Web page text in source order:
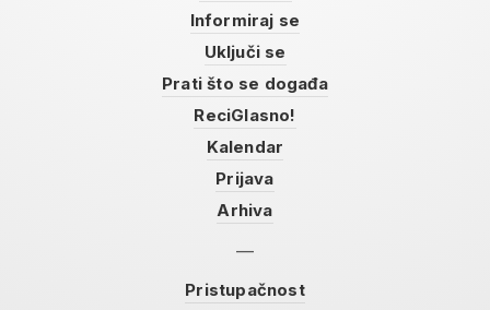
Informiraj se
Uključi se
Prati što se događa
ReciGlasno!
Kalendar
Prijava
Arhiva
Pristupačnost